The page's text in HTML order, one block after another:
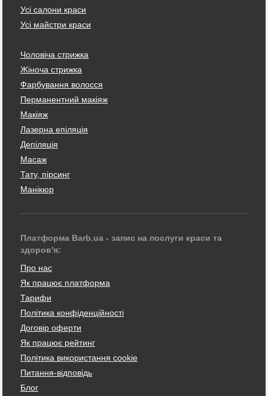
Усі салони краси
Усі майстри краси
Чоловіча стрижка
Жіноча стрижка
Фарбування волосся
Перманентний макіяж
Макіяж
Лазерна епіляція
Депіляція
Масаж
Тату, пірсинг
Манікюр
Платформа Barb.ua - запис на послуги краси та
здоров'я:
Про нас
Як працює платформа
Тарифи
Політика конфіденційності
Договір оферти
Як працює рейтинг
Політика використання cookie
Питання-відповідь
Блог